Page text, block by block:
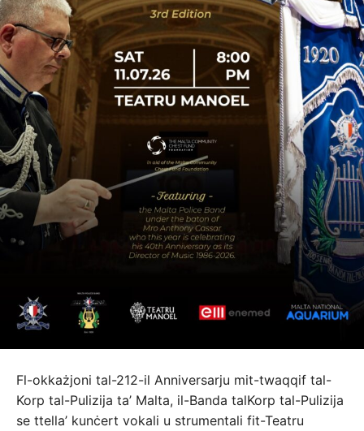
Fl-okkażjoni tal-212-il Anniversarju mit-twaqqif tal-
Korp tal-Pulizija ta’ Malta, il-Banda talKorp tal-Pulizija
se ttella’ kunċert vokali u strumentali fit-Teatru